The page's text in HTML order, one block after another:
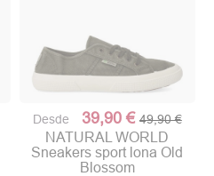
Desde 39,90 € 49,90 €
NATURAL WORLD
Sneakers sport lona Old
Blossom